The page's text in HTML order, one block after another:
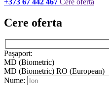
+373 67 442 467 Cere oferta
Cere oferta
Pașaport:
MD (Biometric)
MD (Biometric) RO (European)
Nume: